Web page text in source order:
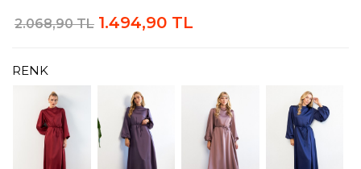
2.068,90 TL 1.494,90 TL
RENK